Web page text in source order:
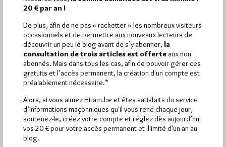
une conférence ce 26 octobre 2012 à 18h30 à l'initiative de
la Loge…
DansSites maçonniques 3 commentaires
Les Francs-Maçons de l’Ardenne
Par Jiri Pragman
Mercredi 24/02/10
Lu 960 fois
Le quotidien régional L'Union (Champagne Ardenne Picardie) a
20 € par an !
De plus, afin de ne pas « racketter » les nombreux visiteurs
occasionnels et de permettre aux nouveaux lecteurs de
découvrir un peu le blog avant de s’y abonner, la
consultation de trois articles est offerte aux non
abonnés. Mais dans tous les cas, afin de pouvoir gérer ces
gratuits et l’accès permanent, la création d'un compte est
préalablement nécessaire.*
Alors, si vous aimez Hiram.be et êtes satisfaits du service
d’informations maçonniques qu'il vous rend chaque jour,
soutenez-le, créez votre compte et réglez dès aujourd’hui
vos 20 € pour votre accès permanent et illimité d'un an au
blog.